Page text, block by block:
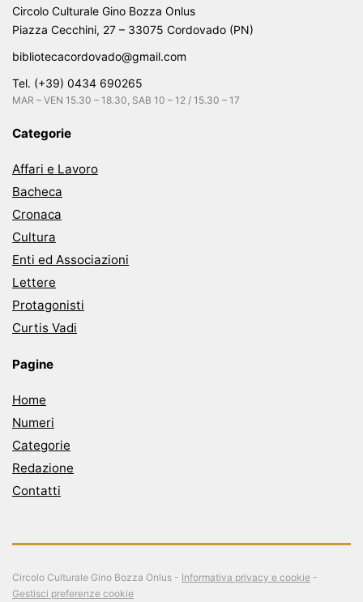
Circolo Culturale Gino Bozza Onlus
Piazza Cecchini, 27 – 33075 Cordovado (PN)
bibliotecacordovado@gmail.com
Tel. (+39) 0434 690265
MAR – VEN 15.30 – 18.30, SAB 10 – 12 / 15.30 – 17
Categorie
Affari e Lavoro
Bacheca
Cronaca
Cultura
Enti ed Associazioni
Lettere
Protagonisti
Curtis Vadi
Pagine
Home
Numeri
Categorie
Redazione
Contatti
Circolo Culturale Gino Bozza Onlus - Informativa privacy e cookie -
Gestisci preferenze cookie